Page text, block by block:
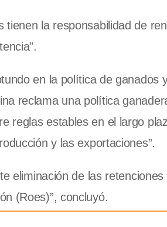
tienen la responsabilidad de
en la política de ganados
reclama una política
reglas estables en el largo
y las exportaciones”.
eliminación de las retenciones
(Roes)”, concluyó.